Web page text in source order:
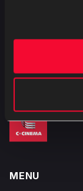
MENU